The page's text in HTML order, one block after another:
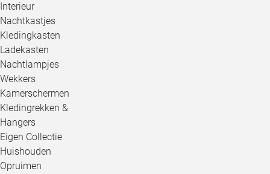
Interieur
Nachtkastjes
Kledingkasten
Ladekasten
Nachtlampjes
Wekkers
Kamerschermen
Kledingrekken &
Hangers
Eigen Collectie
Huishouden
Opruimen